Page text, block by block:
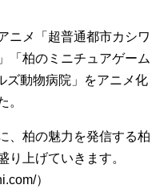
ニメ「超普通都市カシワ
「柏のミニチュアゲーム
ズ動物病院」をアニメ化
。
、柏の魅力を発信する柏
り上げていきます。
）